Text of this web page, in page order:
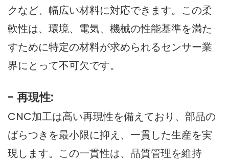
クなど、幅広い材料に対応できます。この柔
軟性は、環境、電気、機械の性能基準を満た
すために特定の材料が求められるセンサー業
界にとって不可欠です。
- 再現性:
CNC加工は高い再現性を備えており、部品の
ばらつきを最小限に抑え、一貫した生産を実
現します。この一貫性は、品質管理を維持